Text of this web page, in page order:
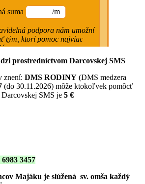
prostredníctvom Darcovskej SMS
znení: DMS RODINY (DMS medzera
(do 30.11.2026) môže ktokoľvek pomôcť
SMS je 5 €
3457
Majáku je slúžená sv. omša každý